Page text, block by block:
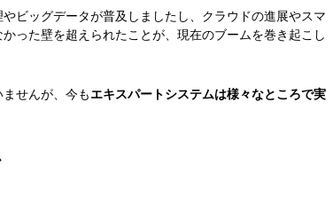
ビッグデータが普及しましたし、クラウドの進展やスマ
った壁を超えられたことが、現在のブームを巻き起こし
せんが、今もエキスパートシステムは様々なところで実